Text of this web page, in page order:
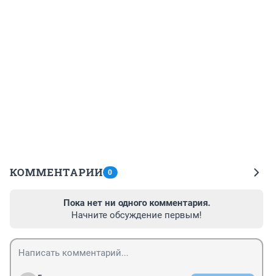
КОММЕНТАРИИ 0
Пока нет ни одного комментария.
Начните обсуждение первым!